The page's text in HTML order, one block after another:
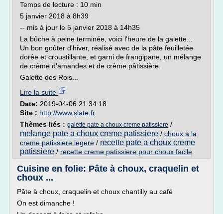
Temps de lecture : 10 min
5 janvier 2018 à 8h39
-- mis à jour le 5 janvier 2018 à 14h35
La bûche à peine terminée, voici l'heure de la galette...
Un bon goûter d'hiver, réalisé avec de la pâte feuilletée
dorée et croustillante, et garni de frangipane, un mélange
de crème d'amandes et de crème pâtissière.
Galette des Rois...
Lire la suite
Date: 2019-04-06 21:34:18
Site : http://www.slate.fr
Thèmes liés : galette pate a choux creme patissiere /
melange pate a choux creme patissiere / choux a la
creme patissiere legere / recette pate a choux creme
patissiere / recette creme patissiere pour choux facile
Cuisine en folie: Pâte à choux, craquelin et
choux ...
Pâte à choux, craquelin et choux chantilly au café
On est dimanche !